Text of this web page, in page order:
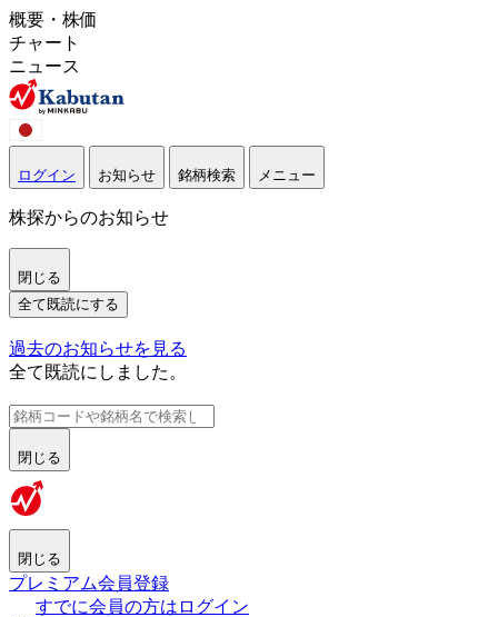
概要・株価
チャート
ニュース
ログイン お知らせ 銘柄検索 メニュー
株探からのお知らせ
閉じる
全て既読にする
過去のお知らせを見る
全て既読にしました。
閉じる
閉じる
プレミアム会員登録
すでに会員の方はログイン